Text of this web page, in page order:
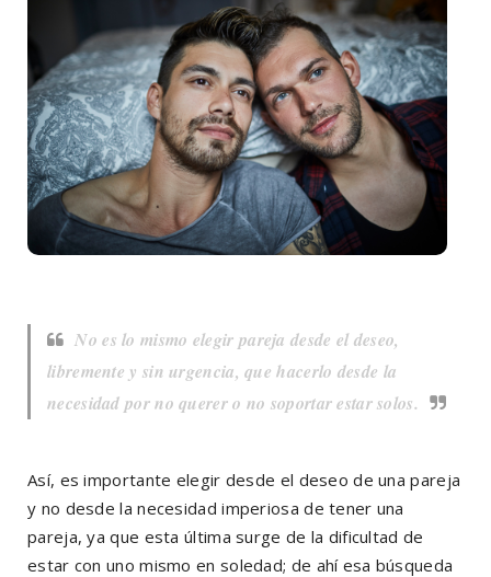
No es lo mismo elegir pareja desde el deseo,
libremente y sin urgencia, que hacerlo desde la
necesidad por no querer o no soportar estar solos.
Así, es importante elegir desde el deseo de una pareja
y no desde la necesidad imperiosa de tener una
pareja, ya que esta última surge de la dificultad de
estar con uno mismo en soledad; de ahí esa búsqueda